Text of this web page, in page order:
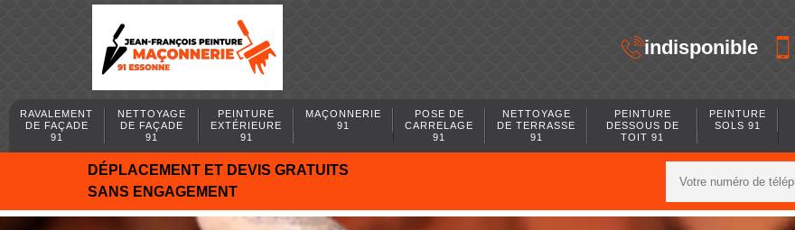
indisponible
RAVALEMENT
DE FAÇADE
91
NETTOYAGE
DE FAÇADE
91
PEINTURE
EXTÉRIEURE
91
MAÇONNERIE
91
POSE DE
CARRELAGE
91
NETTOYAGE
DE TERRASSE
91
PEINTURE
DESSOUS DE
TOIT 91
PEINTURE
SOLS 91
DÉPLACEMENT ET DEVIS GRATUITS
SANS ENGAGEMENT